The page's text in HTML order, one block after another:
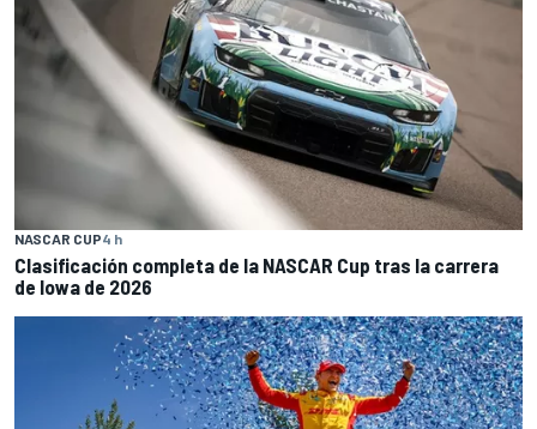
NASCAR CUP4 h
Clasificación completa de la NASCAR Cup tras la carrera
de Iowa de 2026